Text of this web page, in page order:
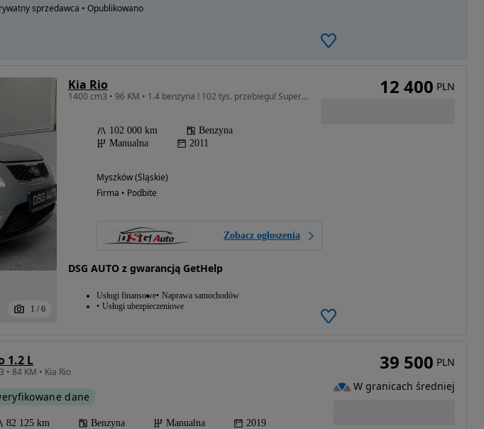
sprzedawca • Opublikowano
1 / 6
Kia Rio
1400 cm3 • 96 KM • 1.4 benzyna ! 102 tys. przebiegu! Super stan
102 000 km
Benzyna
Manualna
2011
Myszków (Śląskie)
Firma • Podbite
Zobacz ogłoszenia
DSG AUTO z gwarancją GetHelp
Usługi finansowe Naprawa samochodów
Usługi ubezpieczeniowe
12 400 PLN
1.2 L
• 84 KM • Kia Rio
dane
82 125 km Benzyna Manualna 2019
39 500 PLN
W granicach średniej